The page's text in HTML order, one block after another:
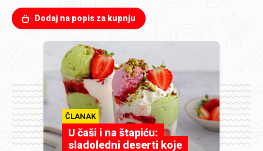
Dodaj na popis za kupnju
ČLANAK
U čaši i na štapiću:
sladoledni deserti koje